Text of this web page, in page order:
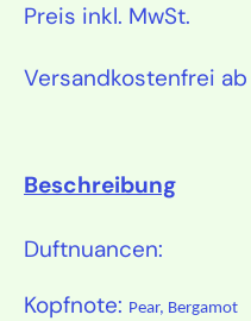
Preis inkl. MwSt.
Versandkostenfrei
Beschreibung
Duftnuancen:
Kopfnote: Pear, Bergamot